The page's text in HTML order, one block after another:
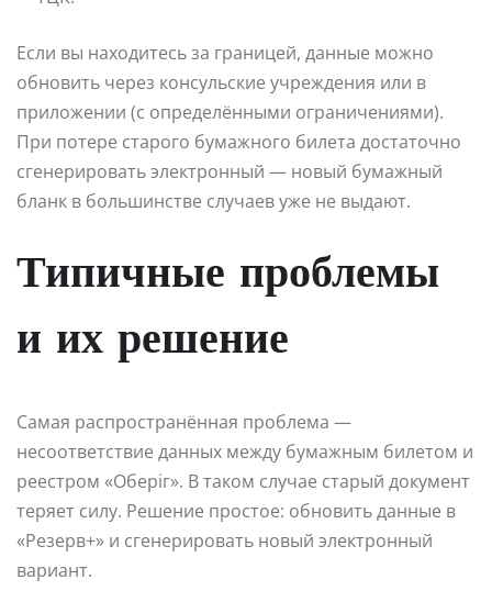
Если вы находитесь за границей, данные можно
обновить через консульские учреждения или в
приложении (с определёнными ограничениями).
При потере старого бумажного билета достаточно
сгенерировать электронный — новый бумажный
бланк в большинстве случаев уже не выдают.
Типичные проблемы
и их решение
Самая распространённая проблема —
несоответствие данных между бумажным билетом и
реестром «Оберіг». В таком случае старый документ
теряет силу. Решение простое: обновить данные в
«Резерв+» и сгенерировать новый электронный
вариант.